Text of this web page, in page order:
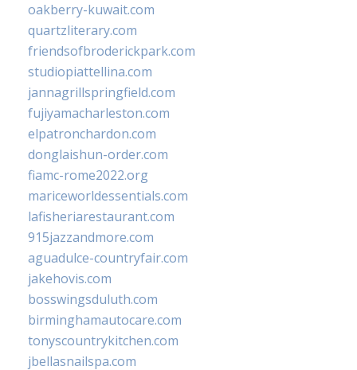
oakberry-kuwait.com
quartzliterary.com
friendsofbroderickpark.com
studiopiattellina.com
jannagrillspringfield.com
fujiyamacharleston.com
elpatronchardon.com
donglaishun-order.com
fiamc-rome2022.org
mariceworldessentials.com
lafisheriarestaurant.com
915jazzandmore.com
aguadulce-countryfair.com
jakehovis.com
bosswingsduluth.com
birminghamautocare.com
tonyscountrykitchen.com
jbellasnailspa.com